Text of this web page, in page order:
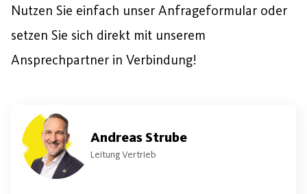
Nutzen Sie einfach unser Anfrageformular oder
setzen Sie sich direkt mit unserem
Ansprechpartner in Verbindung!
Andreas Strube
Leitung Vertrieb